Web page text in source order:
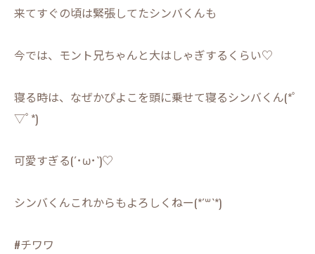
来てすぐの頃は緊張してたシンバくんも
今では、モント兄ちゃんと大はしゃぎするくらい♡
寝る時は、なぜかぴよこを頭に乗せて寝るシンバくん(*ﾟ
▽ﾟ*)
可愛すぎる(´･ω･`)♡
シンバくんこれからもよろしくねー(*´꒳`*)
#チワワ